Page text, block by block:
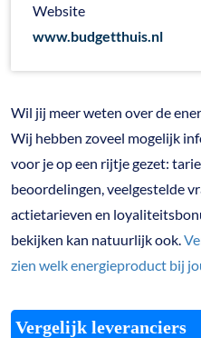
Website
www.budgetthuis.nl
Wil jij meer weten over de
Wij hebben zoveel mogelijk
voor je op een rijtje gezet:
beoordelingen, veelgestelde
actietarieven en
bekijken kan natuurlijk ook.
zien welk energieproduct bij
Vergelijk leveranciers